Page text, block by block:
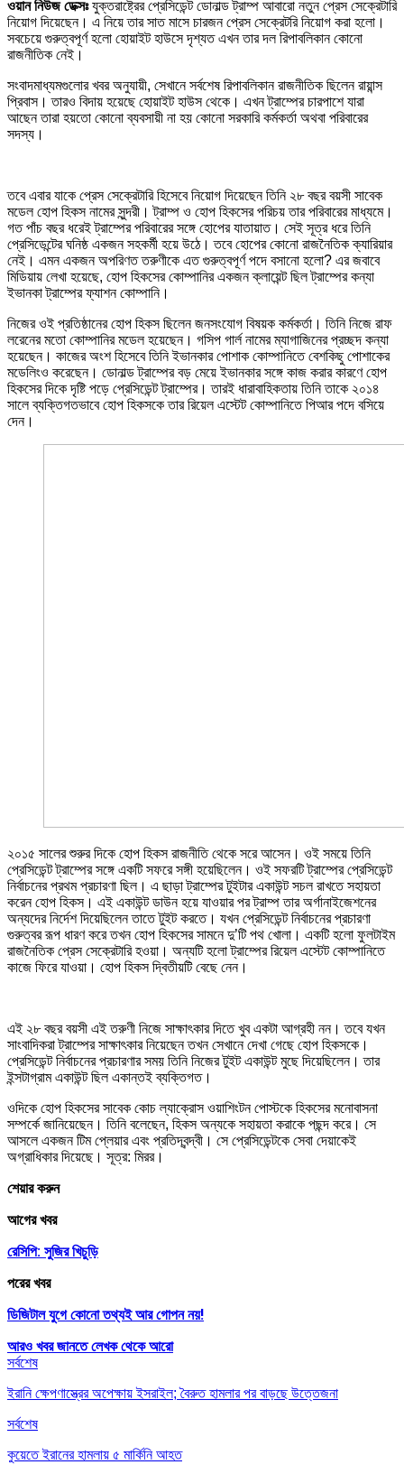
ওয়ান নিউজ ডেক্সঃযুক্তরাষ্ট্রের প্রেসিডেন্ট ডোনাল্ড ট্রাম্প আবারো নতুন প্রেস সেক্রেটারি
নিয়োগ দিয়েছেন। এ নিয়ে তার সাত মাসে চারজন প্রেস সেক্রেটরি নিয়োগ করা হলো।
সবচেয়ে গুরুত্বপূর্ণ হলো হোয়াইট হাউসে দৃশ্যত এখন তার দল রিপাবলিকান কোনো
রাজনীতিক নেই।
সংবাদমাধ্যমগুলোর খবর অনুযায়ী, সেখানে সর্বশেষ রিপাবলিকান রাজনীতিক ছিলেন রায়ান্স
প্রিবাস। তারও বিদায় হয়েছে হোয়াইট হাউস থেকে। এখন ট্রাম্পের চারপাশে যারা
আছেন তারা হয়তো কোনো ব্যবসায়ী না হয় কোনো সরকারি কর্মকর্তা অথবা পরিবারের
সদস্য।
তবে এবার যাকে প্রেস সেক্রেটারি হিসেবে নিয়োগ দিয়েছেন তিনি ২৮ বছর বয়সী সাবেক
মডেল হোপ হিকস নামের সুন্দরী। ট্রাম্প ও হোপ হিকসের পরিচয় তার পরিবারের মাধ্যমে।
গত পাঁচ বছর ধরেই ট্রাম্পের পরিবারের সঙ্গে হোপের যাতায়াত। সেই সূত্র ধরে তিনি
প্রেসিডেন্টের ঘনিষ্ঠ একজন সহকর্মী হয়ে উঠে। তবে হোপের কোনো রাজনৈতিক ক্যারিয়ার
নেই। এমন একজন অপরিণত তরুণীকে এত গুরুত্বপূর্ণ পদে বসানো হলো? এর জবাবে
মিডিয়ায় লেখা হয়েছে, হোপ হিকসের কোম্পানির একজন ক্লায়েন্ট ছিল ট্রাম্পের কন্যা
ইভানকা ট্রাম্পের ফ্যাশন কোম্পানি।
নিজের ওই প্রতিষ্ঠানের হোপ হিকস ছিলেন জনসংযোগ বিষয়ক কর্মকর্তা। তিনি নিজে রাফ
লরেনের মতো কোম্পানির মডেল হয়েছেন। গসিপ গার্ল নামের ম্যাগাজিনের প্রচ্ছদ কন্যা
হয়েছেন। কাজের অংশ হিসেবে তিনি ইভানকার পোশাক কোম্পানিতে বেশকিছু পোশাকের
মডেলিংও করেছেন। ডোনাল্ড ট্রাম্পের বড় মেয়ে ইভানকার সঙ্গে কাজ করার কারণে হোপ
হিকসের দিকে দৃষ্টি পড়ে প্রেসিডেন্ট ট্রাম্পের। তারই ধারাবাহিকতায় তিনি তাকে ২০১৪
সালে ব্যক্তিগতভাবে হোপ হিকসকে তার রিয়েল এস্টেট কোম্পানিতে পিআর পদে বসিয়ে
দেন।
২০১৫ সালের শুরুর দিকে হোপ হিকস রাজনীতি থেকে সরে আসেন। ওই সময়ে তিনি
প্রেসিডেন্ট ট্রাম্পের সঙ্গে একটি সফরে সঙ্গী হয়েছিলেন। ওই সফরটি ট্রাম্পের প্রেসিডেন্ট
নির্বাচনের প্রথম প্রচারণা ছিল। এ ছাড়া ট্রাম্পের টুইটার একাউন্ট সচল রাখতে সহায়তা
করেন হোপ হিকস। এই একাউন্ট ডাউন হয়ে যাওয়ার পর ট্রাম্প তার অর্গানাইজেশনের
অন্যদের নির্দেশ দিয়েছিলেন তাতে টুইট করতে। যখন প্রেসিডেন্ট নির্বাচনের প্রচারণা
গুরুত্বর রূপ ধারণ করে তখন হোপ হিকসের সামনে দু’টি পথ খোলা। একটি হলো ফুলটাইম
রাজনৈতিক প্রেস সেক্রেটারি হওয়া। অন্যটি হলো ট্রাম্পের রিয়েল এস্টেট কোম্পানিতে
কাজে ফিরে যাওয়া। হোপ হিকস দ্বিতীয়টি বেছে নেন।
এই ২৮ বছর বয়সী এই তরুণী নিজে সাক্ষাৎকার দিতে খুব একটা আগ্রহী নন। তবে যখন
সাংবাদিকরা ট্রাম্পের সাক্ষাৎকার নিয়েছেন তখন সেখানে দেখা গেছে হোপ হিকসকে।
প্রেসিডেন্ট নির্বাচনের প্রচারণার সময় তিনি নিজের টুইট একাউন্ট মুছে দিয়েছিলেন। তার
ইন্সটাগ্রাম একাউন্ট ছিল একান্তই ব্যক্তিগত।
ওদিকে হোপ হিকসের সাবেক কোচ ল্যাক্রোস ওয়াশিংটন পোস্টকে হিকসের মনোবাসনা
সম্পর্কে জানিয়েছেন। তিনি বলেছেন, হিকস অন্যকে সহায়তা করাকে পছন্দ করে। সে
আসলে একজন টিম প্লেয়ার এবং প্রতিদ্বন্দ্বী। সে প্রেসিডেন্টকে সেবা দেয়াকেই
অগ্রাধিকার দিয়েছে। সূত্র: মিরর।
শেয়ার করুন
আগের খবর
রেসিপি: সুজির খিচুড়ি
পরের খবর
ডিজিটাল যুগে কোনো তথ্যই আর গোপন নয়!
আরও খবর জানতে লেখক থেকে আরো
সর্বশেষ
ইরানি ক্ষেপণাস্ত্রের অপেক্ষায় ইসরাইল; বৈরুত হামলার পর বাড়ছে উত্তেজনা
সর্বশেষ
কুয়েতে ইরানের হামলায় ৫ মার্কিনি আহত